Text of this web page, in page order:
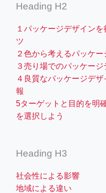
Heading H2
１パッケージデザイン
ツ
２色から考えるパッケー
３売り場でのパッケー
４良質なパッケージデ
報
5ターゲットと目的を明
を選択しよう
Heading H3
社会性による影響
地域による違い